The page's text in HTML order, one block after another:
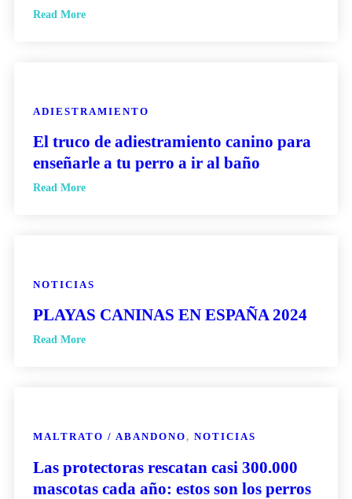
Read More
ADIESTRAMIENTO
El truco de adiestramiento canino para
enseñarle a tu perro a ir al baño
Read More
NOTICIAS
PLAYAS CANINAS EN ESPAÑA 2024
Read More
MALTRATO / ABANDONO, NOTICIAS
Las protectoras rescatan casi 300.000
mascotas cada año: estos son los perros